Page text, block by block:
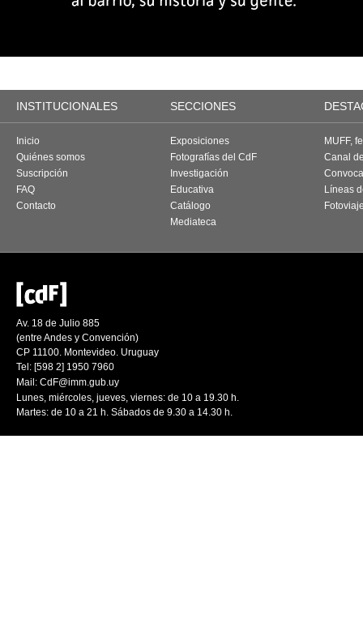
INSTITUCIONALES SECCIONES
Inicio
Quiénes somos
Suscripción
FAQ
Contacto
Exposiciones
Fotografías del CdF
Investigación
Educativa
Catálogo
Mediateca
MUFF,
Canal
Líneas
Av. 18 de Julio 885
(entre Andes y Convención)
CP 11100. Montevideo. Uruguay
Tel: [598 2] 1950 7960
Mail: CdF@imm.gub.uy
Lunes, miércoles, jueves, viernes: de 10 a 19.30 h.
Martes: de 10 a 21 h. Sábados de 9.30 a 14.30 h.